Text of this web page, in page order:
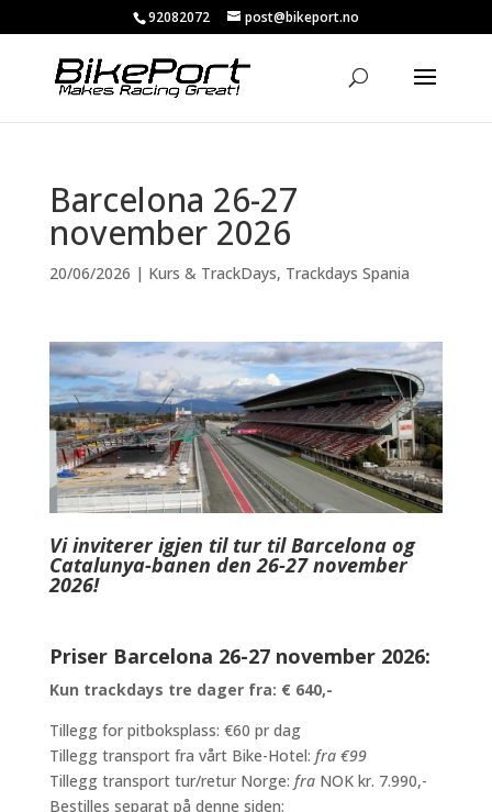
92082072 post@bikeport.no
Barcelona 26-27
november 2026
20/06/2026 | Kurs & TrackDays, Trackdays Spania
Vi inviterer igjen til tur til Barcelona og
Catalunya-banen den 26-27 november
2026!
Priser Barcelona 26-27 november 2026:
Kun trackdays tre dager fra: € 640,-
Tillegg for pitboksplass: €60 pr dag
Tillegg transport fra vårt Bike-Hotel: fra €99
Tillegg transport tur/retur Norge: fraNOK kr. 7.990,-
Bestilles separat på denne siden: